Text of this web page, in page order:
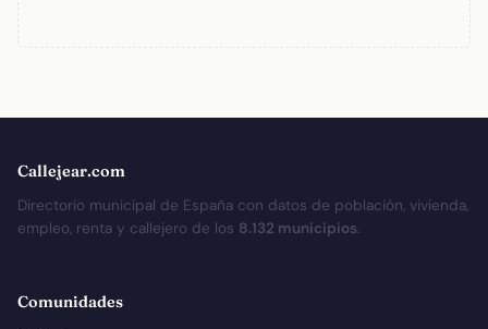
Callejear.com
Directorio municipal de España con datos de población, vivienda,
empleo, renta y callejero de los 8.132 municipios.
Comunidades